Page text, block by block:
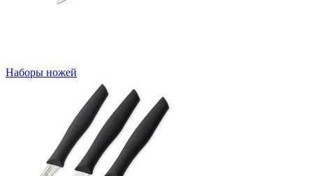
Наборы ножей